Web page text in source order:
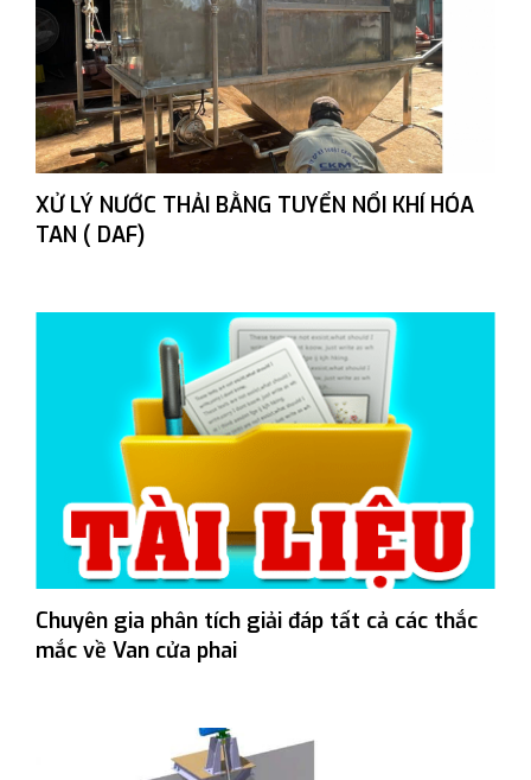
XỬ LÝ NƯỚC THẢI BẰNG TUYỂN NỔI KHÍ HÓA
TAN ( DAF)
Chuyên gia phân tích giải đáp tất cả các thắc
mắc về Van cửa phai